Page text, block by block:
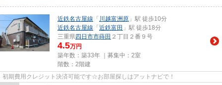
近鉄名古屋線 「 川越富洲原 」駅 徒歩10分
近鉄名古屋線 「 近鉄富田 」駅 徒歩18分
三重県四日市市蒔田 ２丁目２番９号
4.5万円
築年数：築33年 ｜募集中： 2室
階数：2階建
初期費用クレジット決済可能です☆お部屋探しはアットナビで！